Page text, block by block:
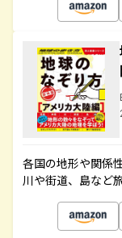
各国の地形や関係
川や街道、島など